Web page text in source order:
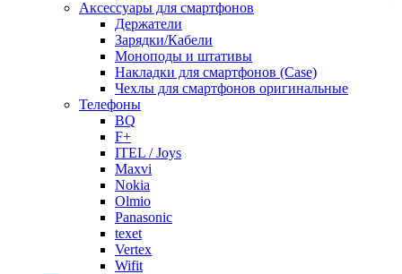
Аксессуары для смартфонов
Держатели
Зарядки/Кабели
Моноподы и штативы
Накладки для смартфонов (Case)
Чехлы для смартфонов оригинальные
Телефоны
BQ
F+
ITEL / Joys
Maxvi
Nokia
Olmio
Panasonic
texet
Vertex
Wifit